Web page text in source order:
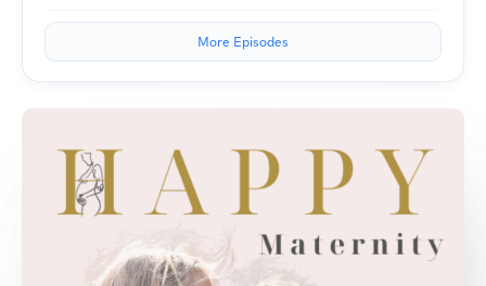
More Episodes